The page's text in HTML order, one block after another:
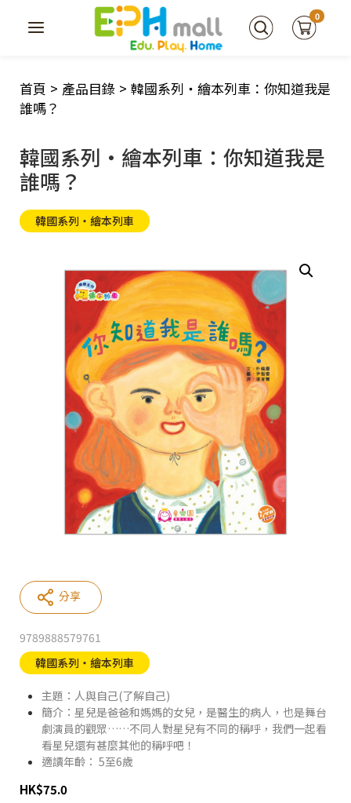
0
首頁 > 產品目錄 > 韓國系列‧繪本列車：你知道我是
誰嗎？
韓國系列‧繪本列車：你知道我是
誰嗎？
韓國系列‧繪本列車
9789888579761
韓國系列‧繪本列車
主題：人與自己(了解自己)
簡介：星兒是爸爸和媽媽的女兒，是醫生的病人，也是舞台
劇演員的觀眾……不同人對星兒有不同的稱呼，我們一起看
看星兒還有甚麼其他的稱呼吧！
適讀年齡： 5至6歲
HK$75.0
分享